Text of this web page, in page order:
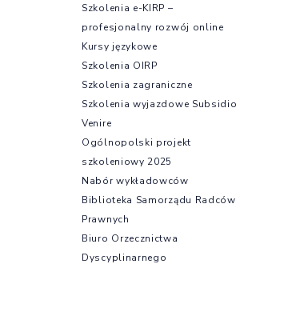
Szkolenia e-KIRP –
profesjonalny rozwój online
Kursy językowe
Szkolenia OIRP
Szkolenia zagraniczne
Szkolenia wyjazdowe Subsidio
Venire
Ogólnopolski projekt
szkoleniowy 2025
Nabór wykładowców
Biblioteka Samorządu Radców
Prawnych
Biuro Orzecznictwa
Dyscyplinarnego